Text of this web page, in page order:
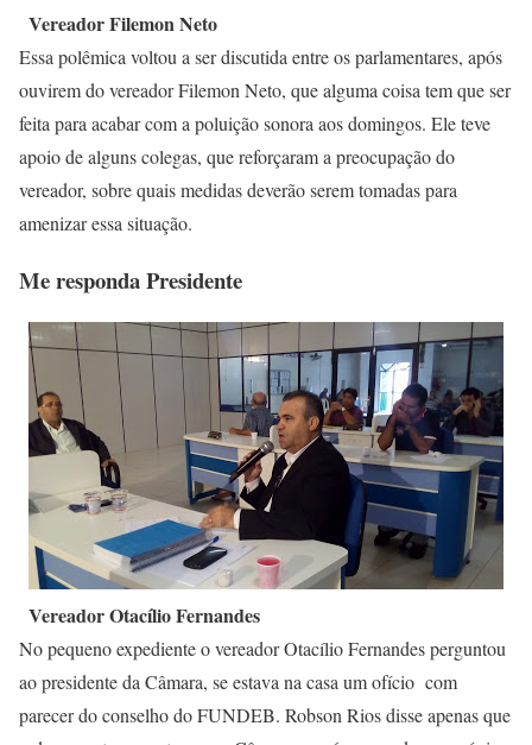
Vereador Filemon Neto
Essa polêmica voltou a ser discutida entre os parlamentares, após
ouvirem do vereador Filemon Neto, que alguma coisa tem que ser
feita para acabar com a poluição sonora aos domingos. Ele teve
apoio de alguns colegas, que reforçaram a preocupação do
vereador, sobre quais medidas deverão serem tomadas para
amenizar essa situação.
Me responda Presidente
Vereador Otacílio Fernandes
No pequeno expediente o vereador Otacílio Fernandes perguntou
ao presidente da Câmara, se estava na casa um ofício com
parecer do conselho do FUNDEB. Robson Rios disse apenas que